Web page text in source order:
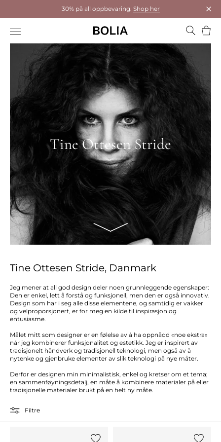
30% på all oppbevaring. Shop her
Tine Ottesen Stride
Tine Ottesen Stride, Danmark
Jeg mener at all god design deler noen grunnleggende egenskaper:
Den er enkel, lett å forstå og funksjonell, men den er også innovativ.
Design som har i seg alle disse elementene, og samtidig er vakker
og velproporsjonert, er for meg en kilde til inspirasjon og
entusiasme.
Målet mitt som designer er en følelse av å ha oppnådd «noe ekstra»
når jeg kombinerer funksjonalitet og estetikk. Jeg er inspirert av
tradisjonelt håndverk og tradisjonell teknologi, men også av å
nytenke og gjenbruke elementer av slik teknologi på nye måter.
Derfor er designen min minimalistisk, enkel og kretser om et tema;
en sammenføyningsdetalj, en måte å kombinere materialer på eller
tradisjonelle materialer brukt på en helt ny måte.
Filtre